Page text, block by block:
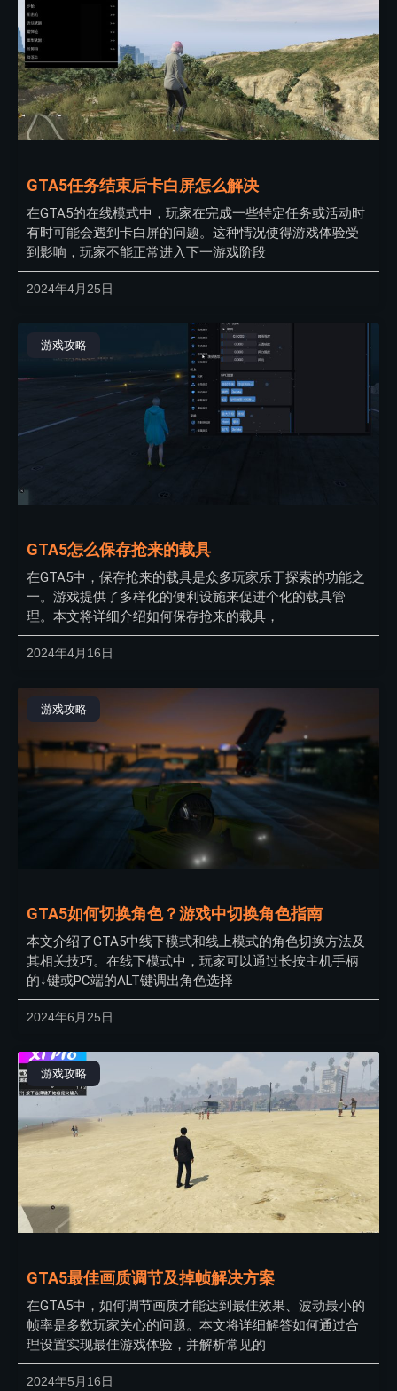
GTA5任务结束后卡白屏怎么解决
在GTA5的在线模式中，玩家在完成一些特定任务或活动时
有时可能会遇到卡白屏的问题。这种情况使得游戏体验受
到影响，玩家不能正常进入下一游戏阶段
2024年4月25日
游戏攻略
GTA5怎么保存抢来的载具
在GTA5中，保存抢来的载具是众多玩家乐于探索的功能之
一。游戏提供了多样化的便利设施来促进个化的载具管
理。本文将详细介绍如何保存抢来的载具，
2024年4月16日
游戏攻略
GTA5如何切换角色？游戏中切换角色指南
本文介绍了GTA5中线下模式和线上模式的角色切换方法及
其相关技巧。在线下模式中，玩家可以通过长按主机手柄
的↓键或PC端的ALT键调出角色选择
2024年6月25日
游戏攻略
GTA5最佳画质调节及掉帧解决方案
在GTA5中，如何调节画质才能达到最佳效果、波动最小的
帧率是多数玩家关心的问题。本文将详细解答如何通过合
理设置实现最佳游戏体验，并解析常见的
2024年5月16日